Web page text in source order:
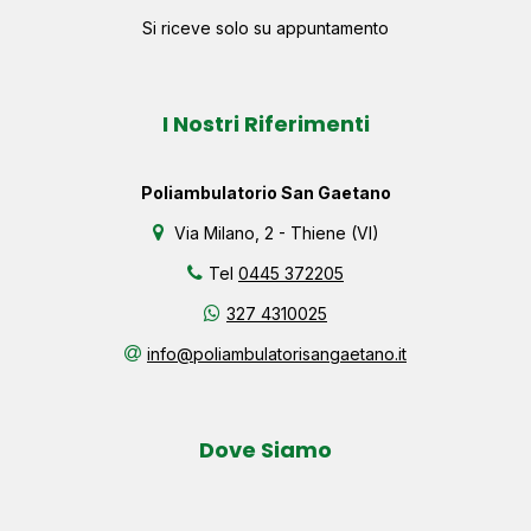
Si riceve solo su appuntamento
I Nostri Riferimenti
Poliambulatorio San Gaetano
Via Milano, 2 - Thiene (VI)
Tel 0445 372205
327 4310025
info@poliambulatorisangaetano.it
Dove Siamo